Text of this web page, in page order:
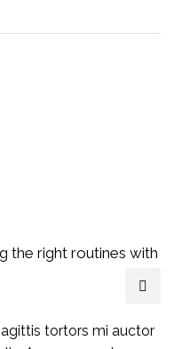
the right routines with
tortors mi auctor